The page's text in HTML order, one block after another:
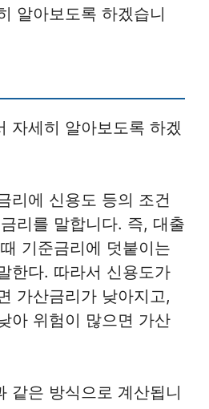
알아보도록 하겠습니
자세히 알아보도록 하겠
리에 신용도 등의 조건
리를 말합니다. 즉, 대출
기준금리에 덧붙이는
한다. 따라서 신용도가
가산금리가 낮아지고,
아 위험이 많으면 가산
같은 방식으로 계산됩니